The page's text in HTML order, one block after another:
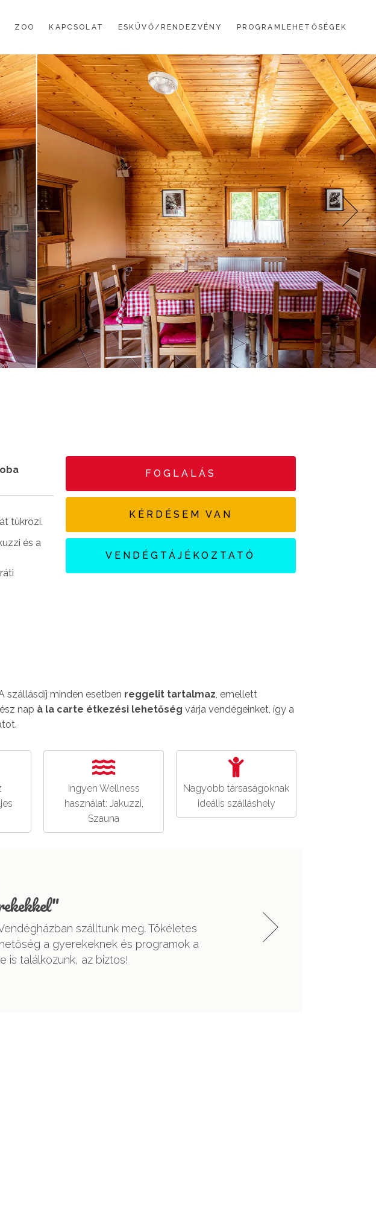
ZOO KAPCSOLAT ESKÜVŐ/RENDEZVÉNY PROGRAMLEHETŐSÉGEK
tükrözi.
és a
FOGLALÁS
KÉRDÉSEM VAN
VENDÉGTÁJÉKOZTATÓ
szállásdíj minden esetben reggelit tartalmaz, emellett
nap à la carte étkezési lehetőség várja vendégeinket, így a
Ingyen Wellness
használat: Jakuzzi,
Szauna
Nagyobb társaságoknak
ideális szálláshely
"Nyugodt környezet"
Tiszta rendezett környezet, nyugodt helyszín. Nagyon jól